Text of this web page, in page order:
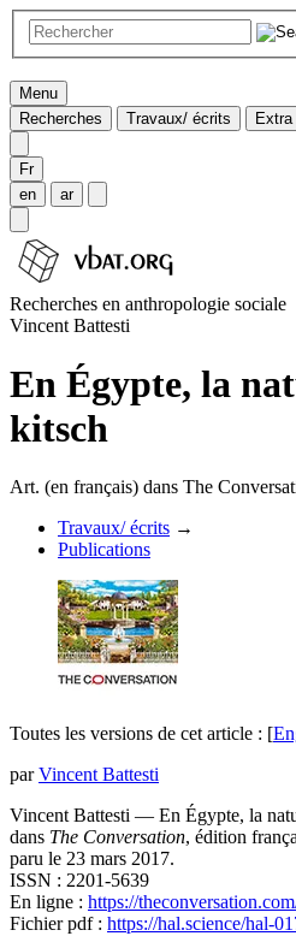
Menu
Recherches
Travaux/ écrits Extra
Fr
en
ar
Recherches en anthropologie sociale
Vincent Battesti
En Égypte, la
kitsch
Art. (en français) dans The
Travaux/ écrits →
Publications
Toutes les versions de cet article : [
parVincent Battesti
Vincent Battesti — En Égypte, la
dans The Conversation, édition
paru le 23 mars 2017.
ISSN : 2201-5639
En ligne : https://
Fichier pdf : https://hal.science/hal-